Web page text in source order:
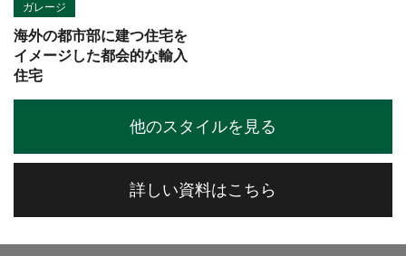
ガレージ
海外の都市部に建つ住宅を
イメージした都会的な輸入
住宅
他のスタイルを見る
詳しい資料はこちら